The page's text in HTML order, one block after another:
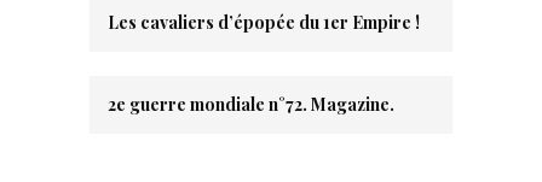
Les cavaliers d’épopée du 1er Empire !
2e guerre mondiale n°72. Magazine.